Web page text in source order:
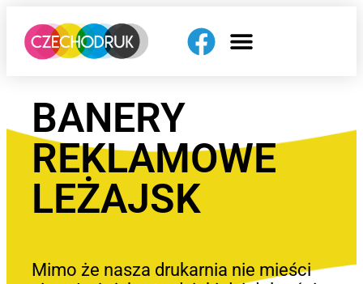
BANERY
REKLAMOWE
LEŻAJSK
Mimo że nasza drukarnia nie mieści